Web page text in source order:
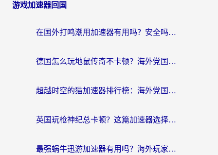
游戏加速器回国
在国外打鸣潮用加速器有用吗？安全吗？海外玩家国服游戏加速全指南
德国怎么玩地鼠传奇不卡顿？海外党国服游戏加速全攻略（含战双EVE实用指南）
超越时空的猫加速器排行榜：海外党国服游戏不卡顿的终极选择指南
英国玩枪神纪总卡顿？这篇加速器选择指南帮你告别延迟（附实测推荐）
最强蜗牛迅游加速器有用吗？海外玩家国服游戏加速避坑指南（附德国玩忍者必须死3流星蝴蝶剑解决办法）